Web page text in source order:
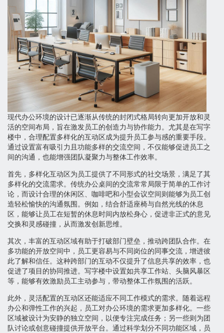
现代办公环境的设计已逐渐从传统的封闭式格局转向更加开放和灵
活的空间布局，旨在激发员工的创造力与协作能力。尤其是在写字
楼中，合理配置多样化的互动区成为提升员工参与感的重要手段。
通过设置富有吸引力且功能多样的交流空间，不仅能够促进员工之
间的沟通，也能增强团队凝聚力与整体工作效率。
首先，多样化互动区为员工提供了不同形式的社交场景，满足了其
多样化的交流需求。传统办公桌间的交流常常局限于简单的工作讨
论，而设计合理的休闲区、咖啡吧和小型会议空间则能够为员工创
造轻松愉快的沟通氛围。例如，结合舒适座椅与自然光线的休息
区，能够让员工在短暂的休息时间内放松身心，促进非正式的意见
交换和灵感碰撞，从而激发创新思维。
其次，丰富的互动区域有助于打破部门壁垒，推动跨团队合作。在
多功能的开放空间中，员工更容易与不同岗位的同事交流，增进彼
此了解和信任。这种跨部门的互动不仅提升了信息共享的效率，也
促进了项目的协同推进。写字楼中设置如共享工作站、头脑风暴区
等，能够有效激励员工主动参与，带动整体工作氛围的活跃。
此外，灵活配置的互动区还能适应不同工作模式的需求。随着远程
办公和弹性工作的兴起，员工对办公环境的需求更加多样化。一些
区域被设计为安静的独立空间，以便专注完成任务；另一些则为团
队讨论或创意碰撞提供开放平台。通过科学划分不同功能区域，员